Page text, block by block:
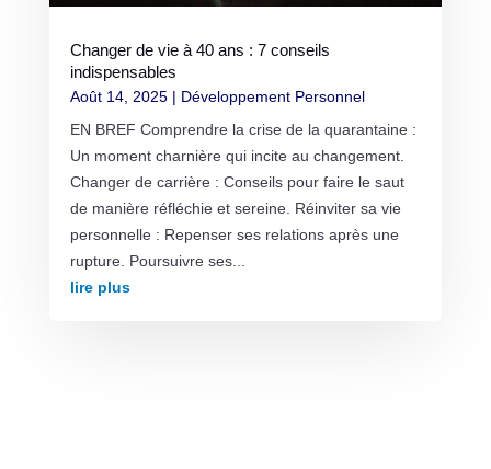
Changer de vie à 40 ans : 7 conseils
indispensables
Août 14, 2025| Développement Personnel
EN BREF Comprendre la crise de la quarantaine :
Un moment charnière qui incite au changement.
Changer de carrière : Conseils pour faire le saut
de manière réfléchie et sereine. Réinviter sa vie
personnelle : Repenser ses relations après une
rupture. Poursuivre ses...
lire plus